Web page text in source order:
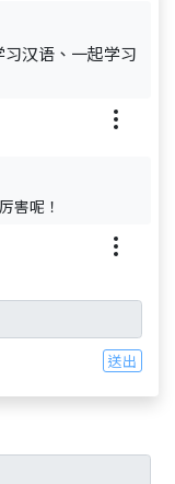
汉语、一起学习
害呢！
送出